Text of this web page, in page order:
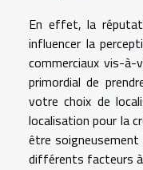
En effet, la
influencer la
commerciaux vis-
primordial de
votre choix de
localisation pour la
être
différents facteurs à